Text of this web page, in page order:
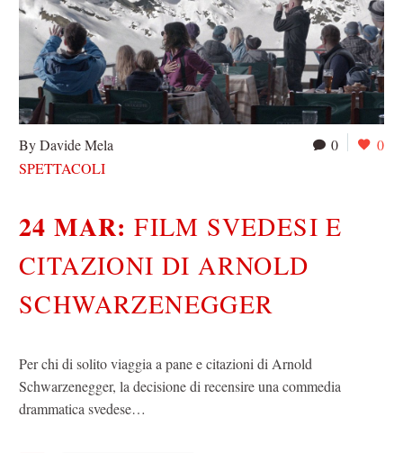
0 0
By Davide Mela
SPETTACOLI
24 MAR:FILM SVEDESI E
CITAZIONI DI ARNOLD
SCHWARZENEGGER
Per chi di solito viaggia a pane e citazioni di Arnold
Schwarzenegger, la decisione di recensire una commedia
drammatica svedese…